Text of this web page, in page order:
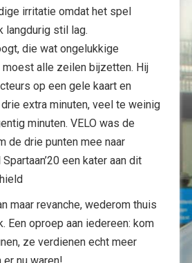
irritatie omdat het spel
langdurig stil lag.
die wat ongelukkige
alle zeilen bijzetten. Hij
op een gele kaart en
extra minuten, veel te weinig
minuten. VELO was de
de drie punten mee naar
een kater aan dit
maar revanche, wederom thuis
Een oproep aan iedereen: kom
ze verdienen echt meer